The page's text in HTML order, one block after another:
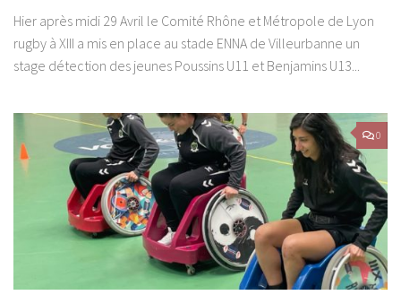
Hier après midi 29 Avril le Comité Rhône et Métropole de Lyon
rugby à XIII a mis en place au stade ENNA de Villeurbanne un
stage détection des jeunes Poussins U11 et Benjamins U13...
0